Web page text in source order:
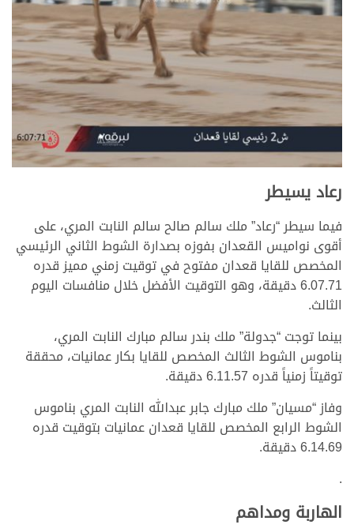
رعاد يسيطر
فيما سيطر “رعاد” ملك سالم صالح سالم النابت المري، على
أقوى نواميس القعدان بفوزه بصدارة الشوط الثاني الرئيسي
المخصص للقايا قعدان مفتوح في توقيت زمني مميز قدره
6.07.71 دقيقة، وهو التوقيت الأفضل خلال منافسات اليوم
الثالث.
بينما توجت “جدولة” ملك بندر سالم مبارك النابت المري،
بناموس الشوط الثالث المخصص للقايا بكار عمانيات، محققة
توقيتاً زمنياً قدره 6.11.57 دقيقة.
وفاز “مسيان” ملك مبارك جابر عبدالله النابت المري بناموس
الشوط الرابع المخصص للقايا قعدان عمانيات بتوقيت قدره
6.14.69 دقيقة.
.
الهاربة ومداهم